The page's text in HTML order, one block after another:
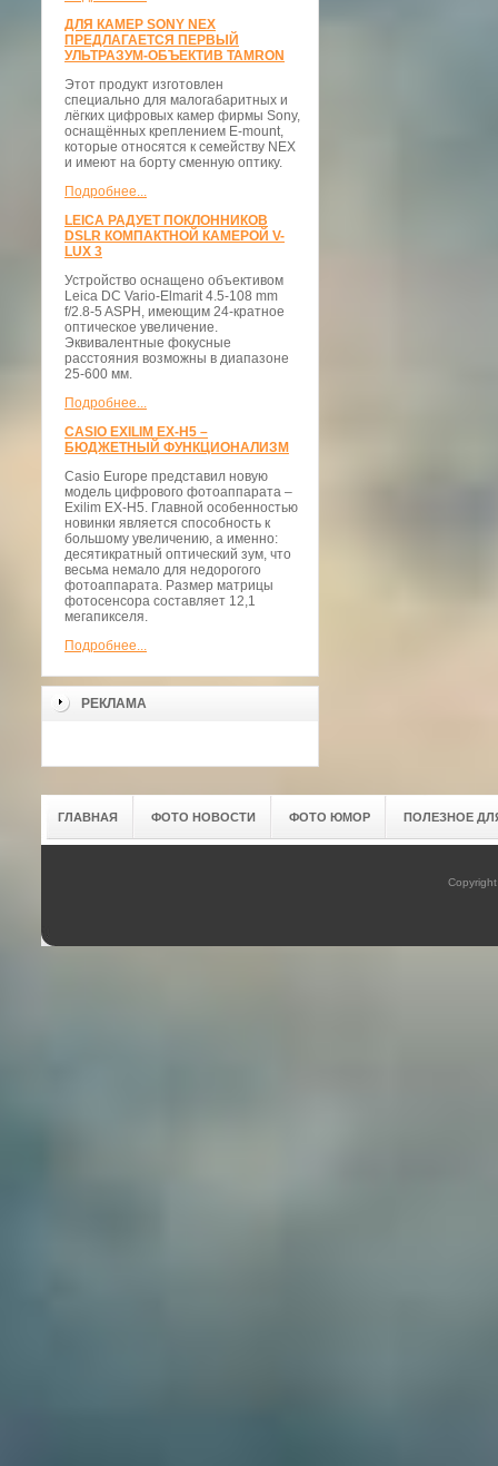
ДЛЯ КАМЕР SONY NEX
ПРЕДЛАГАЕТСЯ ПЕРВЫЙ
УЛЬТРАЗУМ-ОБЪЕКТИВ TAMRON
Этот продукт изготовлен
специально для малогабаритных и
лёгких цифровых камер фирмы Sony,
оснащённых креплением E-mount,
которые относятся к семейству NEX
и имеют на борту сменную оптику.
Подробнее...
LEICA РАДУЕТ ПОКЛОННИКОВ
DSLR КОМПАКТНОЙ КАМЕРОЙ V-
LUX 3
Устройство оснащено объективом
Leica DC Vario-Elmarit 4.5-108 mm
f/2.8-5 ASPH, имеющим 24-кратное
оптическое увеличение.
Эквивалентные фокусные
расстояния возможны в диапазоне
25-600 мм.
Подробнее...
CASIO EXILIM EX-H5 –
БЮДЖЕТНЫЙ ФУНКЦИОНАЛИЗМ
Casio Europe представил новую
модель цифрового фотоаппарата –
Exilim EX-H5. Главной особенностью
новинки является способность к
большому увеличению, а именно:
десятикратный оптический зум, что
весьма немало для недорогого
фотоаппарата. Размер матрицы
фотосенсора составляет 12,1
мегапикселя.
Подробнее...
РЕКЛАМА
ГЛАВНАЯ ФОТО НОВОСТИ ФОТО ЮМОР ПОЛЕЗНОЕ